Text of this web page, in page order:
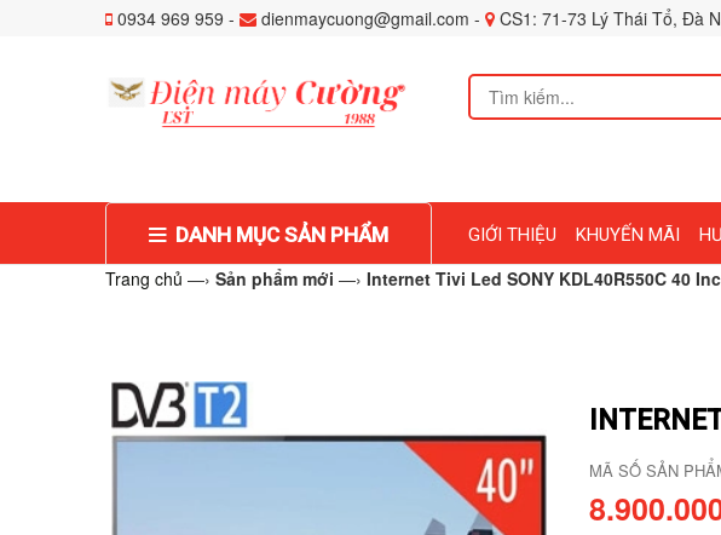
0934 969 959 - dienmaycuong@gmail.com - CS1: 71-73 Lý Thái Tổ, Đà
DANH MỤC SẢN PHẨM GIỚI THIỆU KHUYẾN MÃI
Trang chủ —› Sản phẩm mới —› Internet Tivi Led SONY KDL40R550C 40
MÃ SỐ SẢN